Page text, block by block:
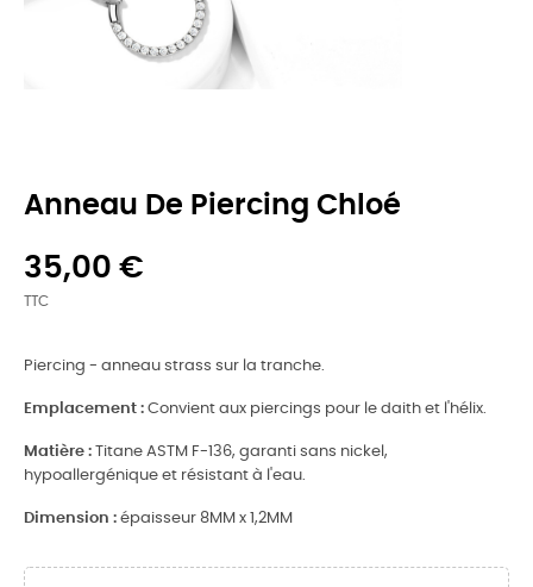
Anneau De Piercing Chloé
35,00 €
TTC
Piercing - anneau strass sur la tranche.
Emplacement : Convient aux piercings pour le daith et l'hélix.
Matière : Titane ASTM F-136, garanti sans nickel,
hypoallergénique et résistant à l'eau.
Dimension : épaisseur 8MM x 1,2MM